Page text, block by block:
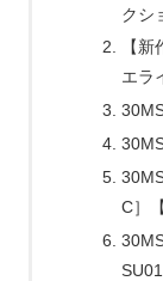
クシ
【
エラ
C］